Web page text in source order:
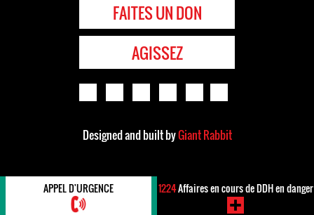
FAITES UN DON
AGISSEZ
Designed and built byGiant Rabbit
APPEL D'URGENCE 1224Affaires en cours de DDH en danger